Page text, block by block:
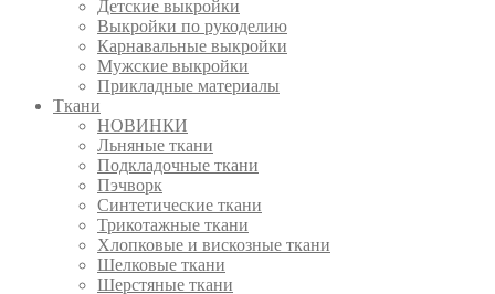
Детские выкройки
Выкройки по рукоделию
Карнавальные выкройки
Мужские выкройки
Прикладные материалы
Ткани
НОВИНКИ
Льняные ткани
Подкладочные ткани
Пэчворк
Синтетические ткани
Трикотажные ткани
Хлопковые и вискозные ткани
Шелковые ткани
Шерстяные ткани